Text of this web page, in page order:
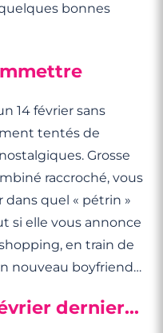
bonnes
14 février sans
tentés de
Grosse
raccroché, vous
quel « pétrin »
si elle vous annonce
en train de
nouveau boyfriend…
dernier…